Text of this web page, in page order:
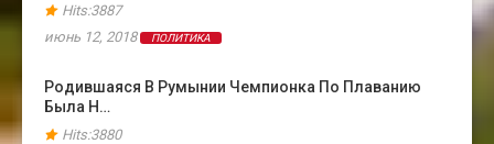
Hits:3887
июнь 12, 2018
ПОЛИТИКА
Родившаяся В Румынии Чемпионка По Плаванию
Была Н…
Hits:3880